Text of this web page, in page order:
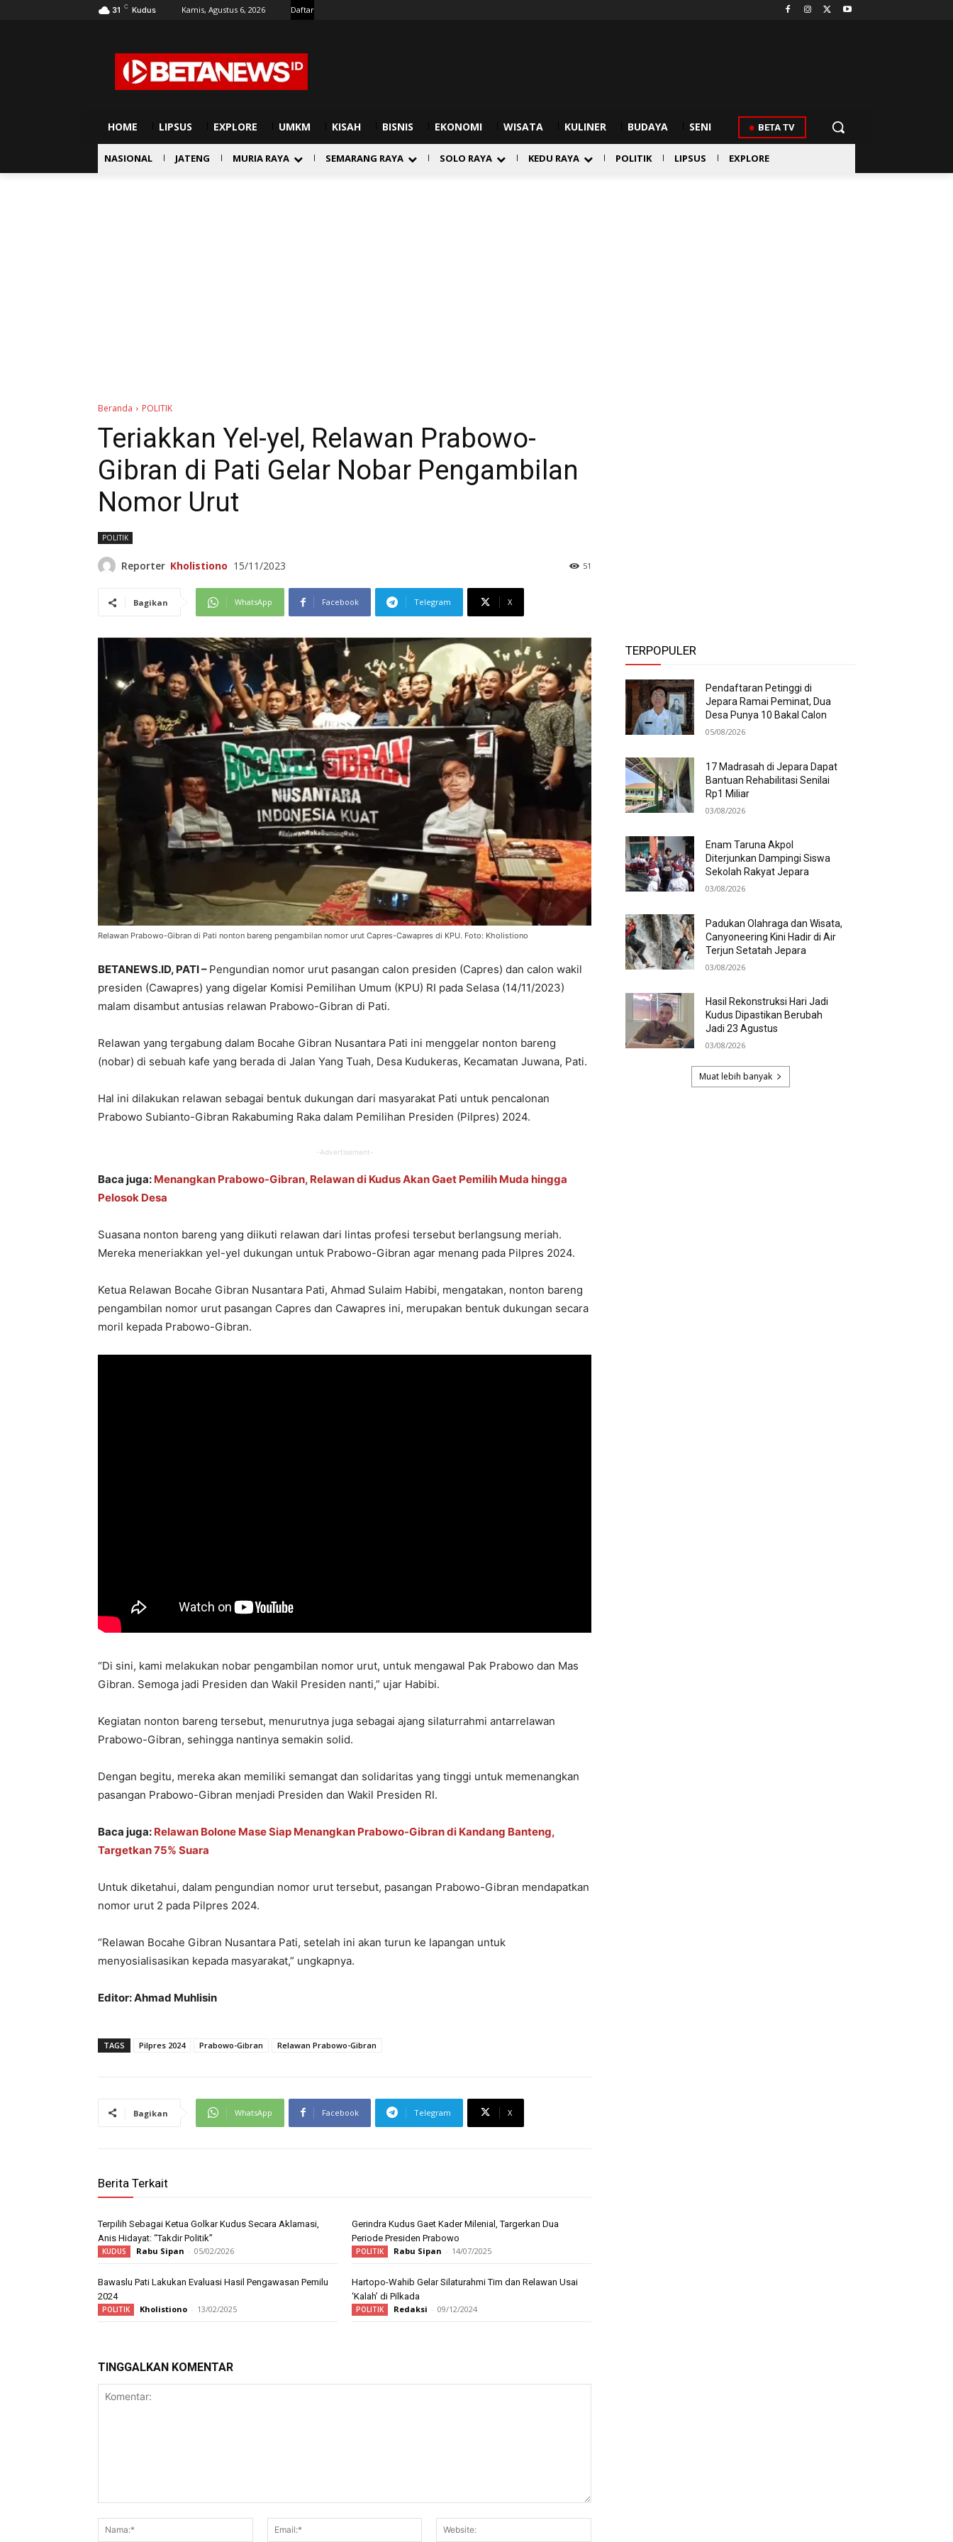
31 C Kudus Kamis, Agustus 6, 2026 Daftar
HOME LIPSUS EXPLORE UMKM KISAH BISNIS EKONOMI WISATA KULINER BUDAYA SENI BETA TV
NASIONAL JATENG MURIA RAYA SEMARANG RAYA SOLO RAYA KEDU RAYA POLITIK LIPSUS EXPLORE
Beranda POLITIK
Teriakkan Yel-yel, Relawan Prabowo-
Gibran di Pati Gelar Nobar Pengambilan
Nomor Urut
POLITIK
Reporter Kholistiono 15/11/2023 51
Bagikan WhatsApp Facebook Telegram X
Relawan Prabowo-Gibran di Pati nonton bareng pengambilan nomor urut Capres-Cawapres di KPU. Foto: Kholistiono
BETANEWS.ID, PATI – Pengundian nomor urut pasangan calon presiden (Capres) dan calon wakil
presiden (Cawapres) yang digelar Komisi Pemilihan Umum (KPU) RI pada Selasa (14/11/2023)
malam disambut antusias relawan Prabowo-Gibran di Pati.
Relawan yang tergabung dalam Bocahe Gibran Nusantara Pati ini menggelar nonton bareng
(nobar) di sebuah kafe yang berada di Jalan Yang Tuah, Desa Kudukeras, Kecamatan Juwana, Pati.
Hal ini dilakukan relawan sebagai bentuk dukungan dari masyarakat Pati untuk pencalonan
Prabowo Subianto-Gibran Rakabuming Raka dalam Pemilihan Presiden (Pilpres) 2024.
-Advertisement-
Baca juga: Menangkan Prabowo-Gibran, Relawan di Kudus Akan Gaet Pemilih Muda hingga
Pelosok Desa
Suasana nonton bareng yang diikuti relawan dari lintas profesi tersebut berlangsung meriah.
Mereka meneriakkan yel-yel dukungan untuk Prabowo-Gibran agar menang pada Pilpres 2024.
Ketua Relawan Bocahe Gibran Nusantara Pati, Ahmad Sulaim Habibi, mengatakan, nonton bareng
pengambilan nomor urut pasangan Capres dan Cawapres ini, merupakan bentuk dukungan secara
moril kepada Prabowo-Gibran.
“Di sini, kami melakukan nobar pengambilan nomor urut, untuk mengawal Pak Prabowo dan Mas
Gibran. Semoga jadi Presiden dan Wakil Presiden nanti,” ujar Habibi.
Kegiatan nonton bareng tersebut, menurutnya juga sebagai ajang silaturrahmi antarrelawan
Prabowo-Gibran, sehingga nantinya semakin solid.
Dengan begitu, mereka akan memiliki semangat dan solidaritas yang tinggi untuk memenangkan
pasangan Prabowo-Gibran menjadi Presiden dan Wakil Presiden RI.
Baca juga: Relawan Bolone Mase Siap Menangkan Prabowo-Gibran di Kandang Banteng,
Targetkan 75% Suara
Untuk diketahui, dalam pengundian nomor urut tersebut, pasangan Prabowo-Gibran mendapatkan
nomor urut 2 pada Pilpres 2024.
“Relawan Bocahe Gibran Nusantara Pati, setelah ini akan turun ke lapangan untuk
menyosialisasikan kepada masyarakat,” ungkapnya.
Editor: Ahmad Muhlisin
TAGS Pilpres 2024 Prabowo-Gibran Relawan Prabowo-Gibran
Bagikan WhatsApp Facebook Telegram X
Berita Terkait
Terpilih Sebagai Ketua Golkar Kudus Secara Aklamasi,
Anis Hidayat: “Takdir Politik”
KUDUS Rabu Sipan - 05/02/2026
Gerindra Kudus Gaet Kader Milenial, Targerkan Dua
Periode Presiden Prabowo
POLITIK Rabu Sipan - 14/07/2025
Bawaslu Pati Lakukan Evaluasi Hasil Pengawasan Pemilu
2024
POLITIK Kholistiono - 13/02/2025
Hartopo-Wahib Gelar Silaturahmi Tim dan Relawan Usai
‘Kalah’ di Pilkada
POLITIK Redaksi - 09/12/2024
TINGGALKAN KOMENTAR
Nama:*
Email:*
TERPOPULER
Pendaftaran Petinggi di
Jepara Ramai Peminat, Dua
Desa Punya 10 Bakal Calon
05/08/2026
17 Madrasah di Jepara Dapat
Bantuan Rehabilitasi Senilai
Rp1 Miliar
03/08/2026
Enam Taruna Akpol
Diterjunkan Dampingi Siswa
Sekolah Rakyat Jepara
03/08/2026
Padukan Olahraga dan Wisata,
Canyoneering Kini Hadir di Air
Terjun Setatah Jepara
03/08/2026
Hasil Rekonstruksi Hari Jadi
Kudus Dipastikan Berubah
Jadi 23 Agustus
03/08/2026
Muat lebih banyak